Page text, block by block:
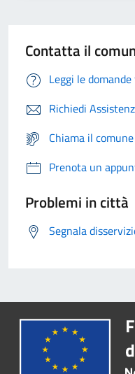
Contatta il
Leggi le
Richiedi
Chiama il
Prenota un
Problemi in città
Segnala